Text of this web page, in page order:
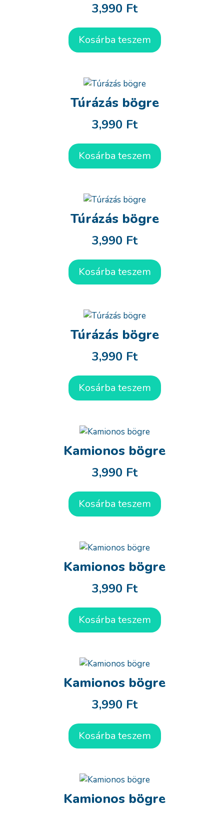
3,990 Ft
Kosárba teszem
Túrázás bögre
3,990 Ft
Kosárba teszem
Túrázás bögre
3,990 Ft
Kosárba teszem
Túrázás bögre
3,990 Ft
Kosárba teszem
Kamionos bögre
3,990 Ft
Kosárba teszem
Kamionos bögre
3,990 Ft
Kosárba teszem
Kamionos bögre
3,990 Ft
Kosárba teszem
Kamionos bögre